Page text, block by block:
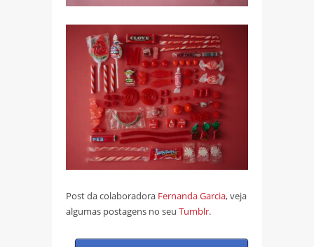
Post da colaboradora Fernanda Garcia, veja
algumas postagens no seu Tumblr.